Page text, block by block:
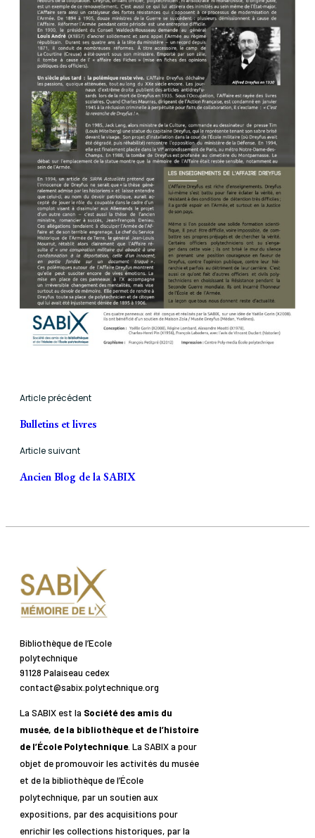
Article précédent
Bulletins et livres
Article suivant
Ancien Blog de la SABIX
Bibliothèque de l’Ecole
polytechnique
91128 Palaiseau cedex
contact@sabix.polytechnique.org
La SABIX est la Société des amis du
musée, de la bibliothèque et de l’histoire
de l’École Polytechnique. La SABIX a pour
objet de promouvoir les activités du musée
et de la bibliothèque de l’École
polytechnique, par un soutien aux
expositions, par des acquisitions pour
enrichir les collections historiques, par la